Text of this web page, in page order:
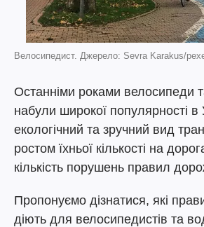
Велосипедист. Джерело: Sevra Karakus/
Останніми роками велосипеди
набули широкої популярності в
екологічний та зручний вид
ростом їхньої кількості на
кількість порушень правил
Пропонуємо дізнатися, які
діють для велосипедистів та